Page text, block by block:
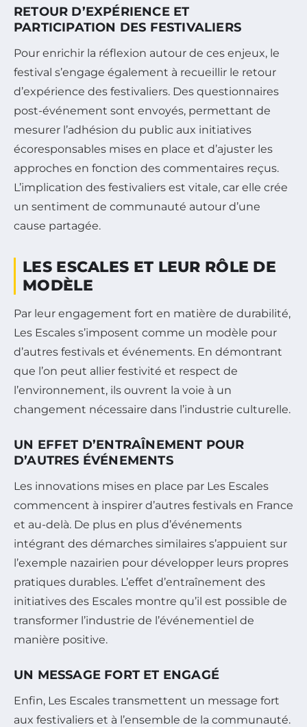
RETOUR D’EXPÉRIENCE ET
PARTICIPATION DES FESTIVALIERS
Pour enrichir la réflexion autour de ces enjeux, le
festival s’engage également à recueillir le retour
d’expérience des festivaliers. Des questionnaires
post-événement sont envoyés, permettant de
mesurer l’adhésion du public aux initiatives
écoresponsables mises en place et d’ajuster les
approches en fonction des commentaires reçus.
L’implication des festivaliers est vitale, car elle crée
un sentiment de communauté autour d’une
cause partagée.
LES ESCALES ET LEUR RÔLE DE
MODÈLE
Par leur engagement fort en matière de durabilité,
Les Escales s’imposent comme un modèle pour
d’autres festivals et événements. En démontrant
que l’on peut allier festivité et respect de
l’environnement, ils ouvrent la voie à un
changement nécessaire dans l’industrie culturelle.
UN EFFET D’ENTRAÎNEMENT POUR
D’AUTRES ÉVÉNEMENTS
Les innovations mises en place par Les Escales
commencent à inspirer d’autres festivals en France
et au-delà. De plus en plus d’événements
intégrant des démarches similaires s’appuient sur
l’exemple nazairien pour développer leurs propres
pratiques durables. L’effet d’entraînement des
initiatives des Escales montre qu’il est possible de
transformer l’industrie de l’événementiel de
manière positive.
UN MESSAGE FORT ET ENGAGÉ
Enfin, Les Escales transmettent un message fort
aux festivaliers et à l’ensemble de la communauté.